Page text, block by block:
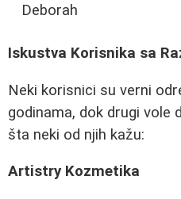
Deborah
Iskustva Korisnika sa
Neki korisnici su verni
godinama, dok drugi vole
šta neki od njih kažu:
Artistry Kozmetika